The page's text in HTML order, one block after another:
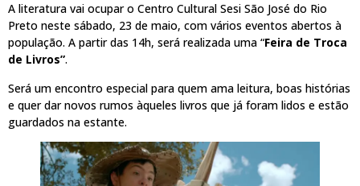
A literatura vai ocupar o Centro Cultural Sesi São José do Rio
Preto neste sábado, 23 de maio, com vários eventos abertos à
população. A partir das 14h, será realizada uma “Feira de Troca
de Livros”.
Será um encontro especial para quem ama leitura, boas histórias
e quer dar novos rumos àqueles livros que já foram lidos e estão
guardados na estante.